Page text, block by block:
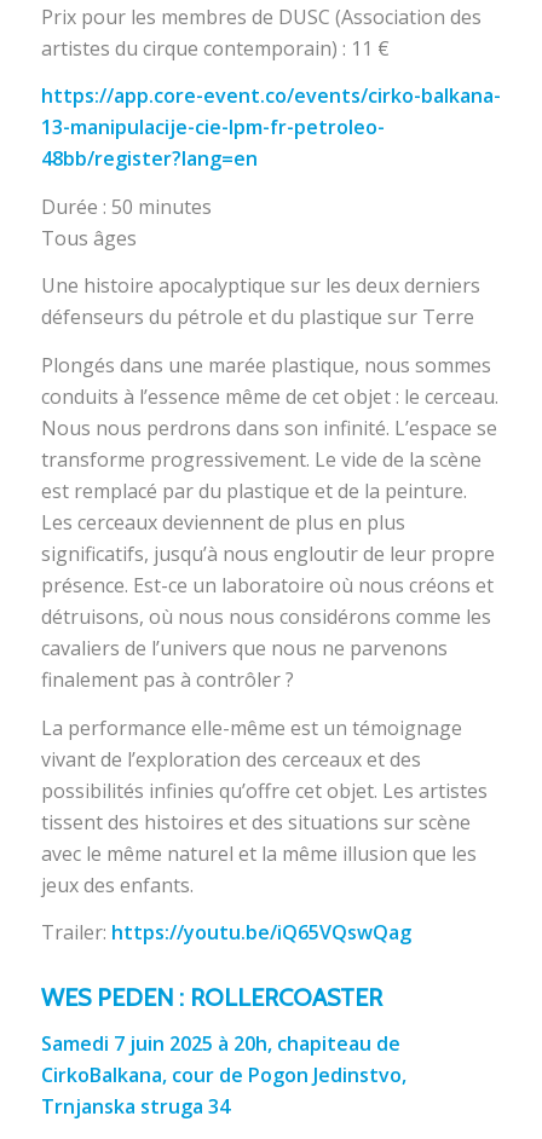
Prix pour les membres de DUSC (Association des
artistes du cirque contemporain) : 11 €
https://app.core-event.co/events/cirko-balkana-
13-manipulacije-cie-lpm-fr-petroleo-
48bb/register?lang=en
Durée : 50 minutes
Tous âges
Une histoire apocalyptique sur les deux derniers
défenseurs du pétrole et du plastique sur Terre
Plongés dans une marée plastique, nous sommes
conduits à l’essence même de cet objet : le cerceau.
Nous nous perdrons dans son infinité. L’espace se
transforme progressivement. Le vide de la scène
est remplacé par du plastique et de la peinture.
Les cerceaux deviennent de plus en plus
significatifs, jusqu’à nous engloutir de leur propre
présence. Est-ce un laboratoire où nous créons et
détruisons, où nous nous considérons comme les
cavaliers de l’univers que nous ne parvenons
finalement pas à contrôler ?
La performance elle-même est un témoignage
vivant de l’exploration des cerceaux et des
possibilités infinies qu’offre cet objet. Les artistes
tissent des histoires et des situations sur scène
avec le même naturel et la même illusion que les
jeux des enfants.
Trailer: https://youtu.be/iQ65VQswQag
WES PEDEN : ROLLERCOASTER
Samedi 7 juin 2025 à 20h, chapiteau de
CirkoBalkana, cour de Pogon Jedinstvo,
Trnjanska struga 34